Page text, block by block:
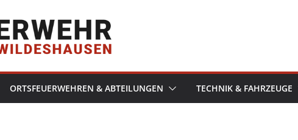
ORTSFEUERWEHREN & ABTEILUNGEN TECHNIK & FAHRZEUGE